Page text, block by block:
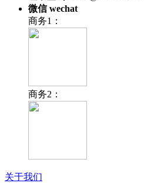
微信 wechat
商务1：
商务2：
关于我们